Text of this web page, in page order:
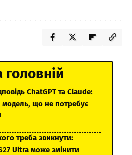
головній
ChatGPT та Claude:
модель, що не потребує
треба звикнути:
Ultra може змінити